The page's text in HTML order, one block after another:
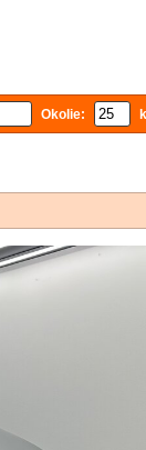
Okolie: